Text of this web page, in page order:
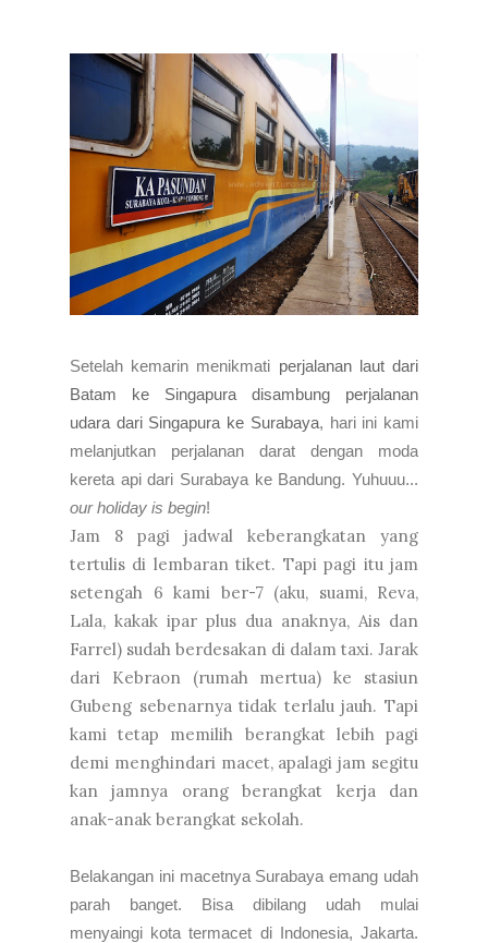
Setelah kemarin menikmati perjalanan laut dari
Batam ke Singapura disambung perjalanan
udara dari Singapura ke Surabaya, hari ini kami
melanjutkan perjalanan darat dengan moda
kereta api dari Surabaya ke Bandung. Yuhuuu...
our holiday is begin!
Jam 8 pagi jadwal keberangkatan yang
tertulis di lembaran tiket. Tapi pagi itu jam
setengah 6 kami ber-7 (aku, suami, Reva,
Lala, kakak ipar plus dua anaknya, Ais dan
Farrel) sudah berdesakan di dalam taxi. Jarak
dari Kebraon (rumah mertua) ke stasiun
Gubeng sebenarnya tidak terlalu jauh. Tapi
kami tetap memilih berangkat lebih pagi
demi menghindari macet, apalagi jam segitu
kan jamnya orang berangkat kerja dan
anak-anak berangkat sekolah.
Belakangan ini macetnya Surabaya emang udah
parah banget. Bisa dibilang udah mulai
menyaingi kota termacet di Indonesia, Jakarta.